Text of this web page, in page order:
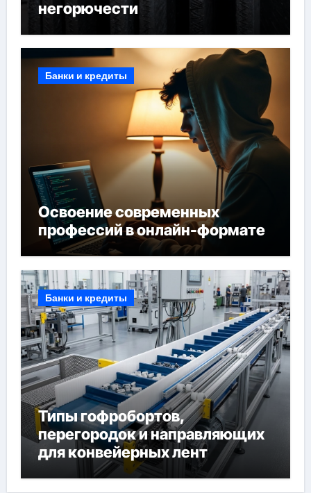
негорючести
Банки и кредиты
Освоение современных
профессий в онлайн-формате
Банки и кредиты
Типы гофробортов,
перегородок и направляющих
для конвейерных лент